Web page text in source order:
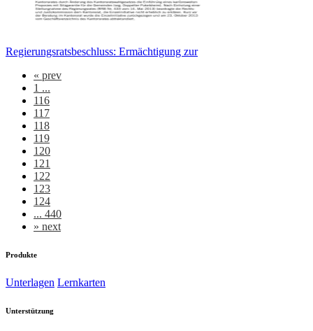
Regierungsratsbeschluss: Ermächtigung zur
« prev
1 ...
116
117
118
119
120
121
122
123
124
... 440
» next
Produkte
Unterlagen Lernkarten
Unterstützung